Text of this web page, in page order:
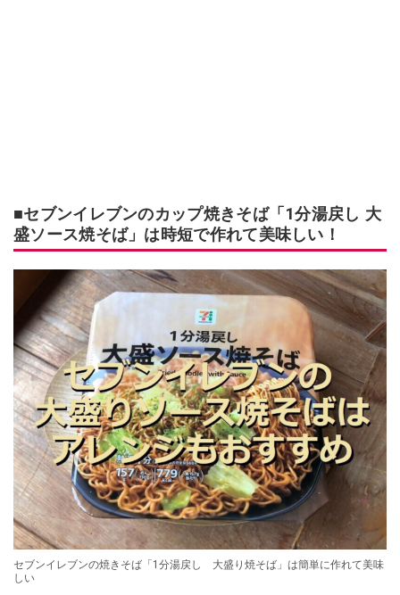
■セブンイレブンのカップ焼きそば「1分湯戻し 大
盛ソース焼そば」は時短で作れて美味しい！
セブンイレブンの焼きそば「1分湯戻し 大盛り焼そば」は簡単に作れて美味
しい